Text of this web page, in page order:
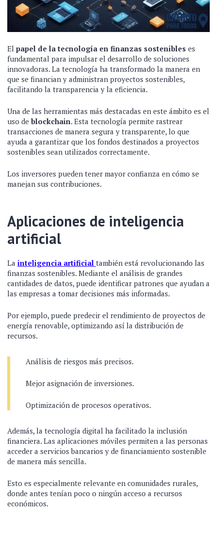
El papel de la tecnología en finanzas sostenibles es
fundamental para impulsar el desarrollo de soluciones
innovadoras. La tecnología ha transformado la manera en
que se financian y administran proyectos sostenibles,
facilitando la transparencia y la eficiencia.
Una de las herramientas más destacadas en este ámbito es el
uso de blockchain. Esta tecnología permite rastrear
transacciones de manera segura y transparente, lo que
ayuda a garantizar que los fondos destinados a proyectos
sostenibles sean utilizados correctamente.
Los inversores pueden tener mayor confianza en cómo se
manejan sus contribuciones.
Aplicaciones de inteligencia
artificial
La inteligencia artificial también está revolucionando las
finanzas sostenibles. Mediante el análisis de grandes
cantidades de datos, puede identificar patrones que ayudan a
las empresas a tomar decisiones más informadas.
Por ejemplo, puede predecir el rendimiento de proyectos de
energía renovable, optimizando así la distribución de
recursos.
Análisis de riesgos más precisos.
Mejor asignación de inversiones.
Optimización de procesos operativos.
Además, la tecnología digital ha facilitado la inclusión
financiera. Las aplicaciones móviles permiten a las personas
acceder a servicios bancarios y de financiamiento sostenible
de manera más sencilla.
Esto es especialmente relevante en comunidades rurales,
donde antes tenían poco o ningún acceso a recursos
económicos.